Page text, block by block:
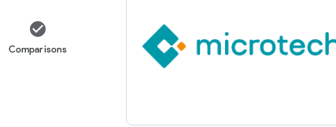
check_circle
Comparisons